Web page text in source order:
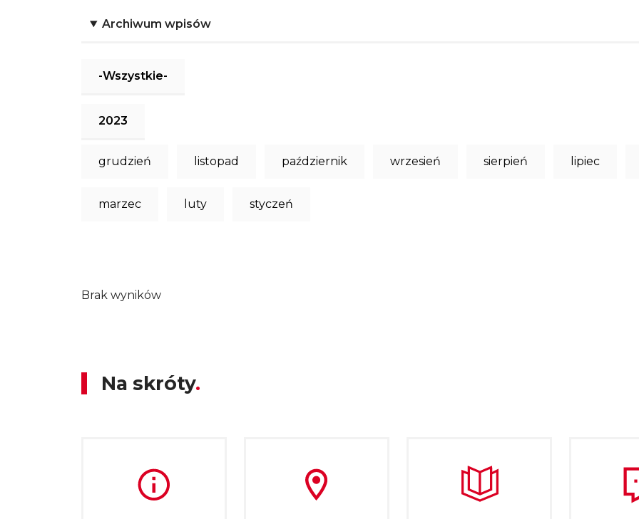
Archiwum wpisów
-Wszystkie-
2023
grudzień listopad październik wrzesień sierpień lipiec
marzec luty styczeń
Brak wyników
Na skróty